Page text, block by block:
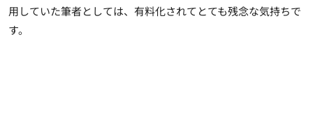
用していた筆者としては、有料化されてとても残念な気持ちで
す。